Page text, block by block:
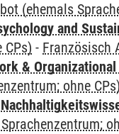
(ehemals
and
CPs) - Französisch
&
ohne CPs)